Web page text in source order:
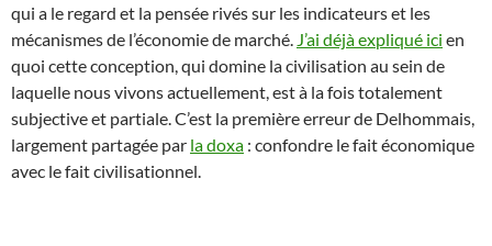
qui a le regard et la pensée rivés sur les indicateurs et les
mécanismes de l’économie de marché. J’ai déjà expliqué ici en
quoi cette conception, qui domine la civilisation au sein de
laquelle nous vivons actuellement, est à la fois totalement
subjective et partiale. C’est la première erreur de Delhommais,
largement partagée par la doxa : confondre le fait économique
avec le fait civilisationnel.